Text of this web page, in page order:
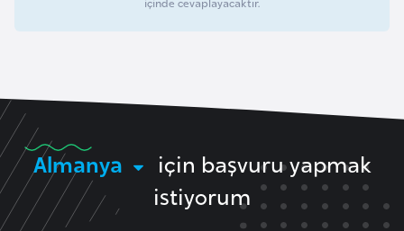
Almanya
için başvuru yapmak
istiyorum
a
r
i
s
a